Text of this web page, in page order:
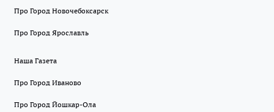
Про Город Новочебоксарск
Про Город Ярославль
Наша Газета
Про Город Иваново
Про Город Йошкар-Ола